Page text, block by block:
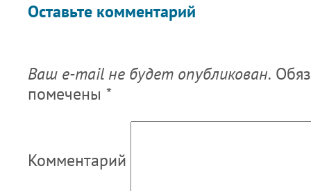
Оставьте комментарий
Ваш e-mail не будет опубликован.
помечены *
Комментарий